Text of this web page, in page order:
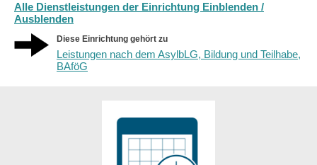
Alle Dienstleistungen der Einrichtung Einblenden /
Ausblenden
Diese Einrichtung gehört zu
Leistungen nach dem AsylbLG, Bildung und Teilhabe,
BAföG